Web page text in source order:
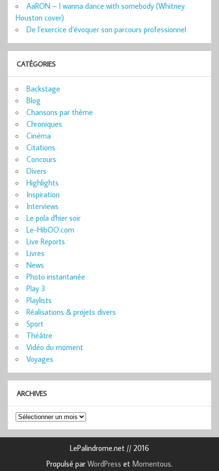
AaRON – I wanna dance with somebody (Whitney
Houston cover)
De l’exercice d’évoquer son parcours professionnel
CATÉGORIES
Backstage
Blog
Chansons par thème
Chroniques
Cinéma
Citations
Concours
Divers
Highlights
Inspiration
Interviews
Le pola d'hier soir
Le-HibOO.com
Live Reports
Livres
News
Photo instantanée
Play 3
Playlists
Réalisations & projets divers
Sport
Théâtre
Vidéo du moment
Voyages
ARCHIVES
Archives
LePalindrome.net // 2016
Propulsé par WordPress et Momentous.